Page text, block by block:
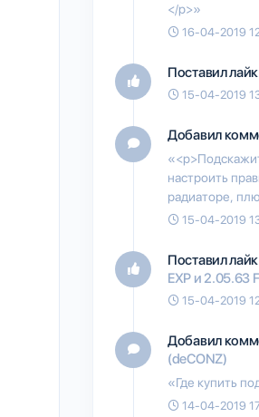
</p>»
16-04-2019
Поставил лайк
15-04-2019
Добавил
настроить
радиаторе,
15-04-2019
Поставил
EXP и 2.05.63
15-04-2019
Добавил
(deCONZ)
«Где купить
14-04-2019